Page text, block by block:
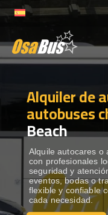
to
ALQUILER DE
DESTINOS
RECORRIDAS
FLOTA
Alquiler de
autobuses
Beach
Alquile autocares o
con profesionales
seguridad y
eventos, bodas o
flexible y confiable
cada necesidad.